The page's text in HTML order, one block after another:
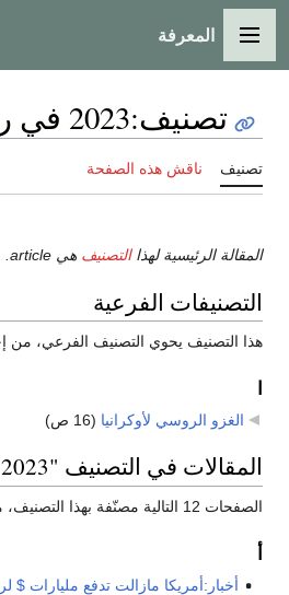
القائمة الرئيسية
المعرفة
تصنيف:2023 في روسيا
تصنيف ناقش هذه الصفحة
المقالة الرئيسية لهذاالتصنيف هي article.
التصنيفات الفرعية
هذا التصنيف يحوي التصنيف الفرعي، من
الغزو الروسي لأوكرانيا (16 ص)
المقالات في التصنيف "2023 في روسيا"
الصفحات 12 التالية مصنّفة بهذا التصنيف، من إجمالي 12.
أخبار:أمريكا مازالت تدفع مليارات $